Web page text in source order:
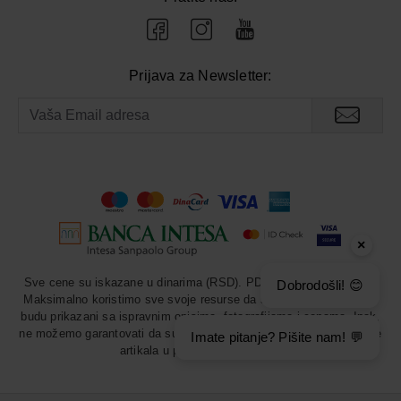
Prijava za Newsletter:
Sve cene su iskazane u dinarima (RSD). PDV je uračunat u cenu.
Maksimalno koristimo sve svoje resurse da svi artikli u prodavnici
budu prikazani sa ispravnim opisima, fotografijama i cenama. Ipak,
ne možemo garantovati da su sve navedene informacije i fotografije
artikala u potpunosti ispravne.
×
Dobrodošli! 😊
Imate pitanje? Pišite nam! 💬